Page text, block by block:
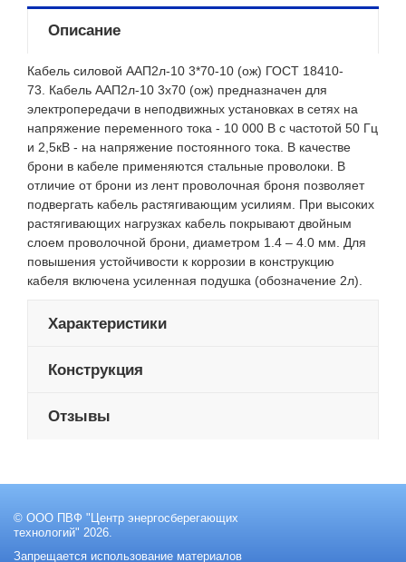
Описание
Кабель силовой ААП2л-10 3*70-10 (ож) ГОСТ 18410-
73. Кабель ААП2л-10 3х70 (ож) предназначен для
электропередачи в неподвижных установках в сетях на
напряжение переменного тока - 10 000 В с частотой 50 Гц
и 2,5кВ - на напряжение постоянного тока. В качестве
брони в кабеле применяются стальные проволоки. В
отличие от брони из лент проволочная броня позволяет
подвергать кабель растягивающим усилиям. При высоких
растягивающих нагрузках кабель покрывают двойным
слоем проволочной брони, диаметром 1.4 – 4.0 мм. Для
повышения устойчивости к коррозии в конструкцию
кабеля включена усиленная подушка (обозначение 2л).
Характеристики
Конструкция
Отзывы
© ООО ПВФ "Центр энергосберегающих
технологий" 2026.
Запрещается использование материалов